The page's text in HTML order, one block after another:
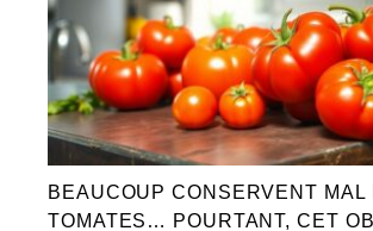
BEAUCOUP CONSERVENT MAL
TOMATES… POURTANT, CET